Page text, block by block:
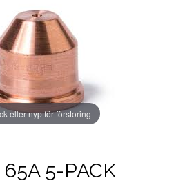
eller nyp för förstoring
65A 5-PACK